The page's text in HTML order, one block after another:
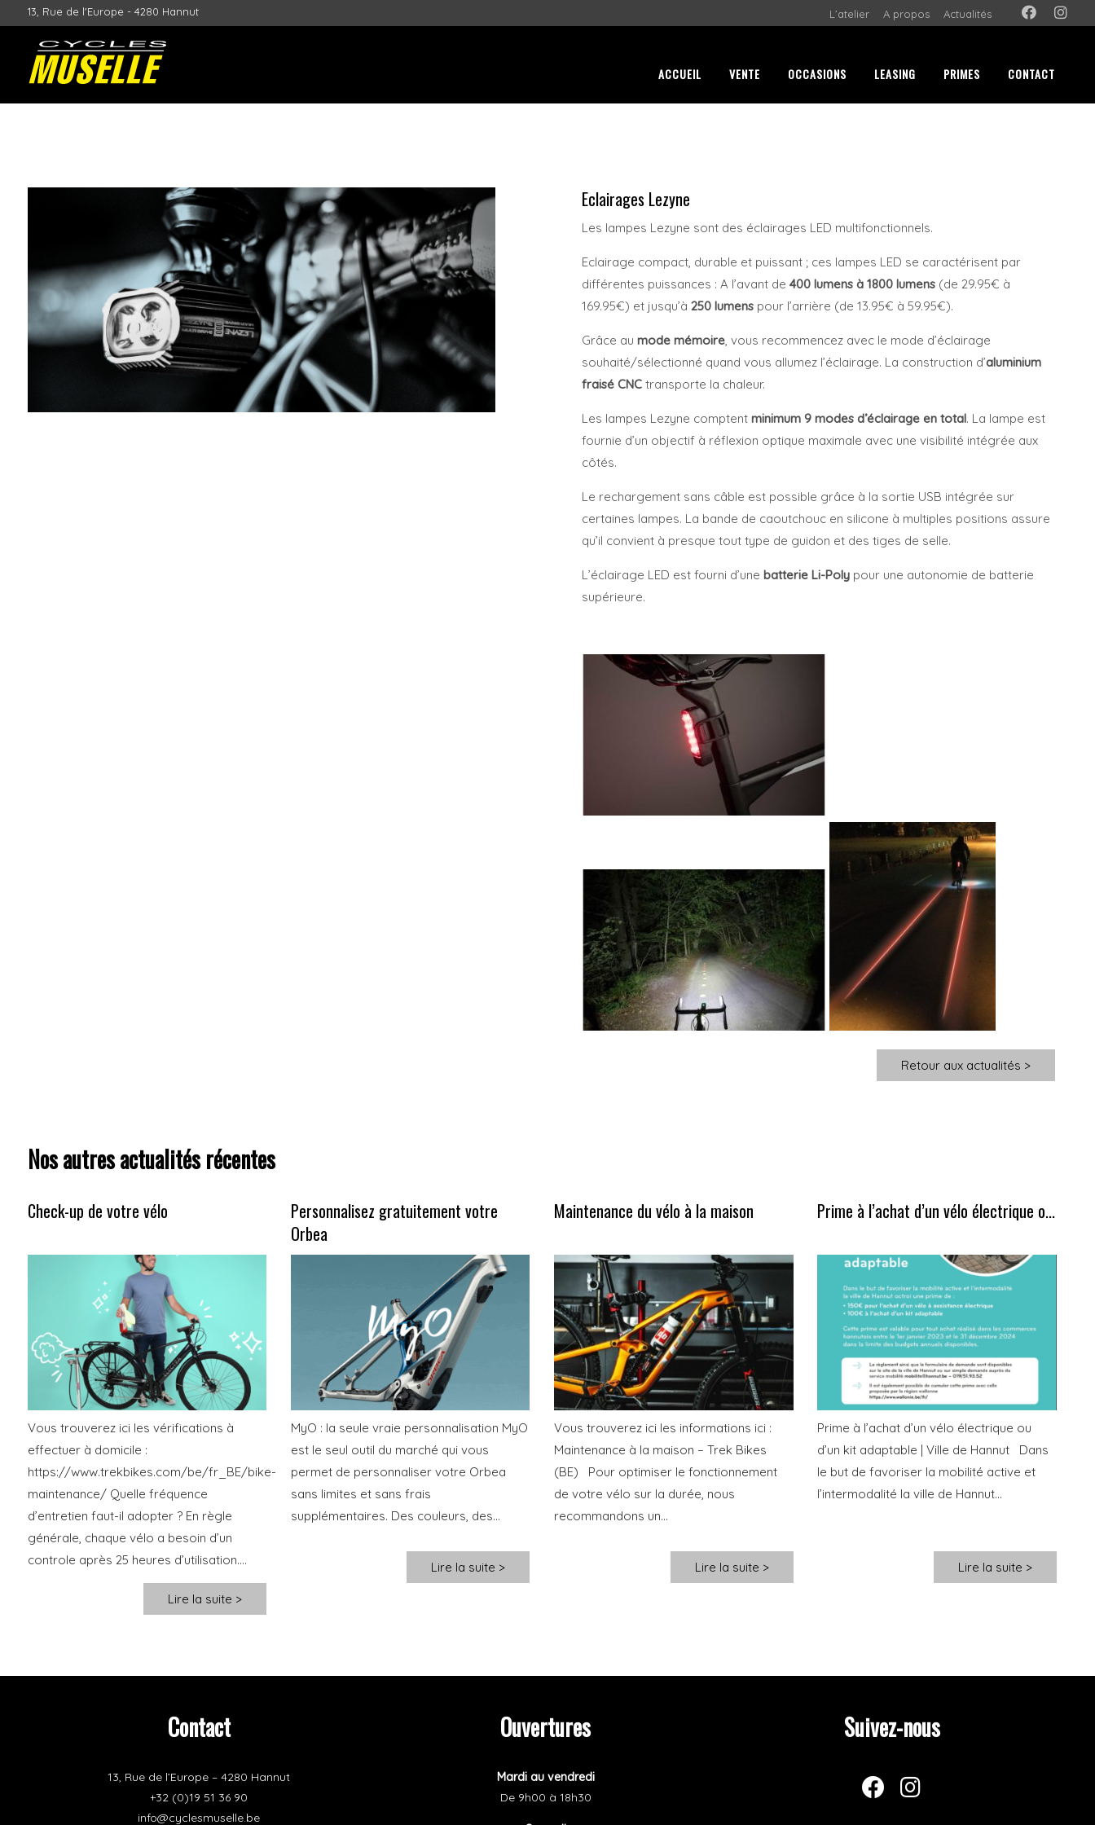
13, Rue de l'Europe - 4280 Hannut L’atelier A propos Actualités
ACCUEIL VENTE OCCASIONS LEASING PRIMES CONTACT
Eclairages Lezyne
Les lampes Lezyne sont des éclairages LED multifonctionnels.
Eclairage compact, durable et puissant ; ces lampes LED se caractérisent par
différentes puissances : A l’avant de400 lumens à 1800 lumens (de 29.95€ à
169.95€) et jusqu’à250 lumens pour l’arrière (de 13.95€ à 59.95€).
Grâce aumode mémoire, vous recommencez avec le mode d’éclairage
souhaité/sélectionné quand vous allumez l’éclairage. La construction d’aluminium
fraisé CNC transporte la chaleur.
Les lampes Lezyne comptentminimum 9 modes d’éclairage en total. La lampe est
fournie d’un objectif à réflexion optique maximale avec une visibilité intégrée aux
côtés.
Le rechargement sans câble est possible grâce à la sortie USB intégrée sur
certaines lampes. La bande de caoutchouc en silicone à multiples positions assure
qu’il convient à presque tout type de guidon et des tiges de selle.
L’éclairage LED est fourni d’unebatterie Li-Poly pour une autonomie de batterie
supérieure.
Retour aux actualités >
Nos autres actualités récentes
Check-up de votre vélo
Vous trouverez ici les vérifications à
effectuer à domicile :
https://www.trekbikes.com/be/fr_BE/bike-
maintenance/ Quelle fréquence
d’entretien faut-il adopter ? En règle
générale, chaque vélo a besoin d’un
controle après 25 heures d’utilisation....
Lire la suite >
Personnalisez gratuitement votre
Orbea
MyO : la seule vraie personnalisation MyO
est le seul outil du marché qui vous
permet de personnaliser votre Orbea
sans limites et sans frais
supplémentaires. Des couleurs, des...
Lire la suite >
Maintenance du vélo à la maison
Vous trouverez ici les informations ici :
Maintenance à la maison – Trek Bikes
(BE) Pour optimiser le fonctionnement
de votre vélo sur la durée, nous
recommandons un...
Lire la suite >
Prime à l’achat d’un vélo électrique o...
Prime à l’achat d’un vélo électrique ou
d’un kit adaptable | Ville de Hannut Dans
le but de favoriser la mobilité active et
l’intermodalité la ville de Hannut...
Lire la suite >
Contact
13, Rue de l’Europe – 4280 Hannut
+32 (0)19 51 36 90
info@cyclesmuselle.be
Ouvertures
Mardi au vendredi
De 9h00 à 18h30
Suivez-nous